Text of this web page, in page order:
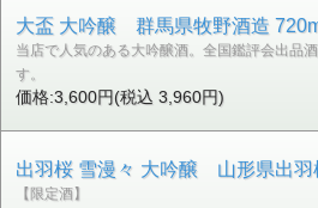
大盃 大吟醸 群馬県牧野酒造
当店で人気のある大吟醸酒。全国鑑評会出品
す。
価格:3,600円(税込 3,960円)
出羽桜 雪漫々 大吟醸 山形県出羽
【限定酒】